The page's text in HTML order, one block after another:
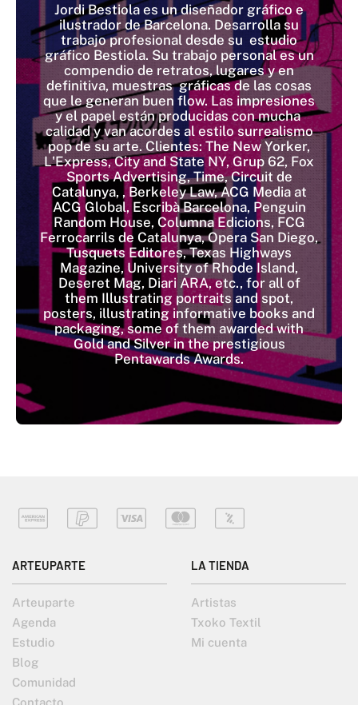
Jordi Bestiola es un diseñador gráfico e
ilustrador de Barcelona. Desarrolla su
trabajo profesional desde su estudio
gráfico Bestiola. Su trabajo personal es un
compendio de retratos, lugares y en
definitiva, muestras gráficas de las cosas
que le generan buen flow. Las impresiones
y el papel están producidas con mucha
calidad y van acordes al estilo surrealismo
pop de su arte. Clientes: The New Yorker,
L'Express, City and State NY, Grup 62, Fox
Sports Advertising, Time, Circuit de
Catalunya, , Berkeley Law, ACG Media at
ACG Global, Escribà Barcelona, Penguin
Random House, Columna Edicions, FCG
Ferrocarrils de Catalunya, Opera San Diego,
Tusquets Editores, Texas Highways
Magazine, University of Rhode Island,
Deseret Mag, Diari ARA, etc., for all of
them Illustrating portraits and spot,
posters, illustrating informative books and
packaging, some of them awarded with
Gold and Silver in the prestigious
Pentawards Awards.​​​​​​​
ARTEUPARTE
Arteuparte
Agenda
Estudio
Blog
Comunidad
Contacto
LA TIENDA
Artistas
Txoko Textil
Mi cuenta